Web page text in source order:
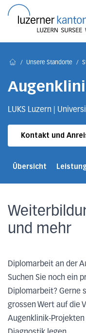
/ Unsere Standorte /
LUKS Luzern |
Kontakt und
Übersicht
und mehr
Diplomarbeit an der
Suchen Sie noch ein
Diplomarbeit? Gerne
grossen Wert auf die
Augenklinik-